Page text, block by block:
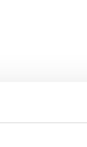
och våra